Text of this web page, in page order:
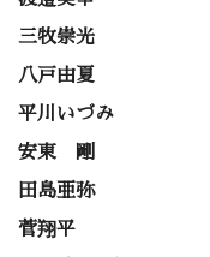
三牧崇光
八戸由夏
平川いづみ
安東 剛
田島亜弥
菅翔平